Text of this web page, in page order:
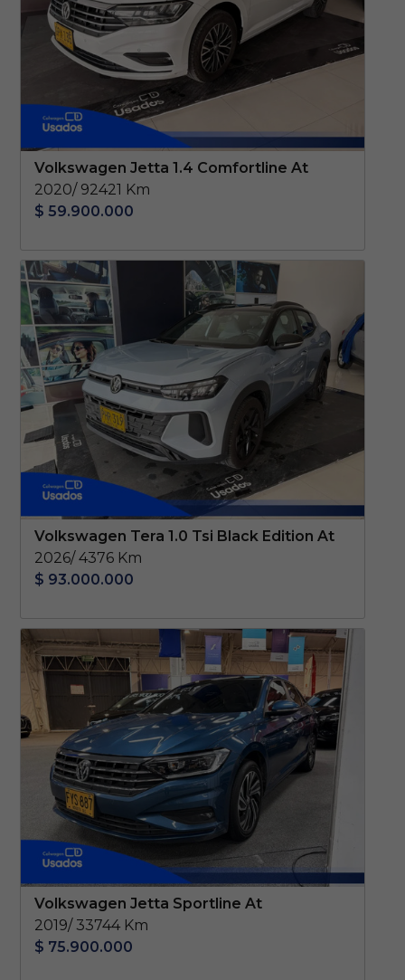
Volkswagen Jetta 1.4 Comfortline At
2020/ 92421 Km
$ 59.900.000
Volkswagen Tera 1.0 Tsi Black Edition At
2026/ 4376 Km
$ 93.000.000
Volkswagen Jetta Sportline At
2019/ 33744 Km
$ 75.900.000